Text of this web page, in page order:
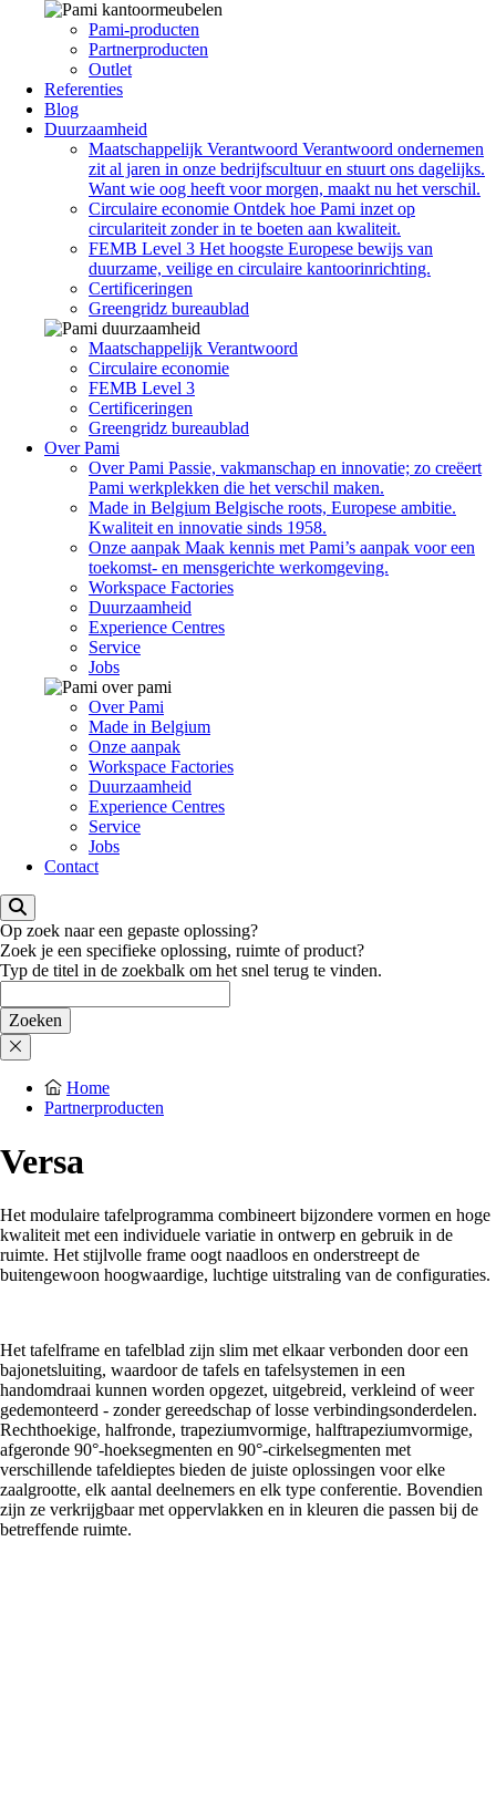
Pami-producten
Partnerproducten
Outlet
Referenties
Blog
Duurzaamheid
Maatschappelijk Verantwoord Verantwoord ondernemen
zit al jaren in onze bedrijfscultuur en stuurt ons dagelijks.
Want wie oog heeft voor morgen, maakt nu het verschil.
Circulaire economie Ontdek hoe Pami inzet op
circulariteit zonder in te boeten aan kwaliteit.
FEMB Level 3 Het hoogste Europese bewijs van
duurzame, veilige en circulaire kantoorinrichting.
Certificeringen
Greengridz bureaublad
Maatschappelijk Verantwoord
Circulaire economie
FEMB Level 3
Certificeringen
Greengridz bureaublad
Over Pami
Over Pami Passie, vakmanschap en innovatie; zo creëert
Pami werkplekken die het verschil maken.
Made in Belgium Belgische roots, Europese ambitie.
Kwaliteit en innovatie sinds 1958.
Onze aanpak Maak kennis met Pami’s aanpak voor een
toekomst- en mensgerichte werkomgeving.
Workspace Factories
Duurzaamheid
Experience Centres
Service
Jobs
Over Pami
Made in Belgium
Onze aanpak
Workspace Factories
Duurzaamheid
Experience Centres
Service
Jobs
Contact
Op zoek naar een gepaste oplossing?
Zoek je een specifieke oplossing, ruimte of product?
Typ de titel in de zoekbalk om het snel terug te vinden.
Home
Partnerproducten
Versa
Het modulaire tafelprogramma combineert bijzondere vormen en hoge
kwaliteit met een individuele variatie in ontwerp en gebruik in de
ruimte. Het stijlvolle frame oogt naadloos en onderstreept de
buitengewoon hoogwaardige, luchtige uitstraling van de configuraties.
Het tafelframe en tafelblad zijn slim met elkaar verbonden door een
bajonetsluiting, waardoor de tafels en tafelsystemen in een
handomdraai kunnen worden opgezet, uitgebreid, verkleind of weer
gedemonteerd - zonder gereedschap of losse verbindingsonderdelen.
Rechthoekige, halfronde, trapeziumvormige, halftrapeziumvormige,
afgeronde 90°-hoeksegmenten en 90°-cirkelsegmenten met
verschillende tafeldieptes bieden de juiste oplossingen voor elke
zaalgrootte, elk aantal deelnemers en elk type conferentie. Bovendien
zijn ze verkrijgbaar met oppervlakken en in kleuren die passen bij de
betreffende ruimte.